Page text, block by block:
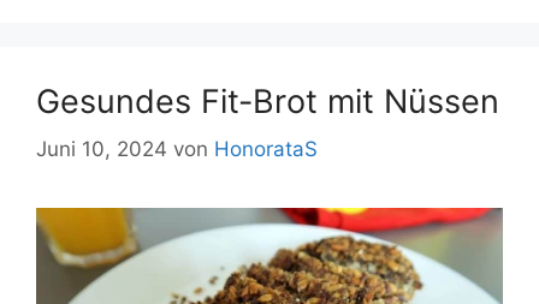
Gesundes Fit-Brot mit Nüssen
Juni 10, 2024 von HonorataS